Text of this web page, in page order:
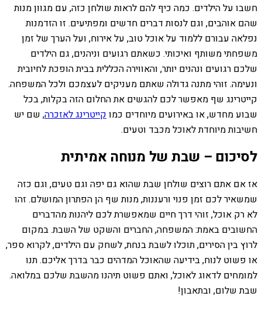
חשבו על הילדים. כמה כיף להם לראות שולחן כזה, עם מגוון מנות
שהם אוהבים, וגם לנסות דברים חדשים ומפתיעים. זו הזדמנות
נפלאה עבורם ללמוד על אוכל טוב, על אירוח, ועל הערך של זמן
משפחתי משותף ואיכותי. כשאתם רגועים וניהנים, גם הילדים
שלכם רגועים ונהנים יותר, והאווירה הכללית בבית הופכת לחיובית
ונעימה. זוהי מתנה גדולה שאתם מעניקים לעצמכם ולכל המשפחה.
קייטרינג שף מאפשר לכם להגשים את החלום הזה בקלות, בכל
שבוע מחדש, או באירועים מיוחדים כמו קייטרינג לאזכרה, שם יש
חשיבות מיוחדת לאוכל מכבד וטעים.
לסיכום – שבת של מנוחה אמיתית
אז אם אתם רוצים שולחן שבת שהוא גם יפה וגם טעים, וגם כזה
שמשאיר לכם זמן פנוי ורעננות, מנות שף הן הפתרון המושלם. זהו
לא רק אוכל, זוהי דרך חיים שמאפשרת לכם ליהנות מהדברים
החשובים באמת: המשפחה, החברים והשקט של השבת. במקום
לרוץ בין הסירים, תוכלו לשבת בנחת, לשחק עם הילדים, לקרוא ספר,
או פשוט לנוח, בידיעה שהאוכל המדהים כבר בדרך אליכם. תנו
למומחים לדאוג לאוכל, ואתם פשוט תיהנו מהשבת שלכם במלואה.
שבת שלום, ובתאבון!